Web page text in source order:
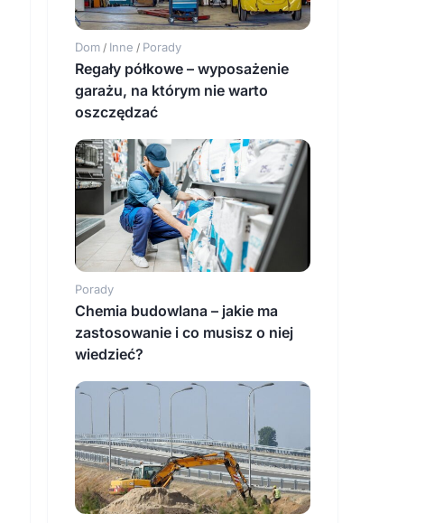
Dom / Inne / Porady
Regały półkowe – wyposażenie
garażu, na którym nie warto
oszczędzać
Porady
Chemia budowlana – jakie ma
zastosowanie i co musisz o niej
wiedzieć?